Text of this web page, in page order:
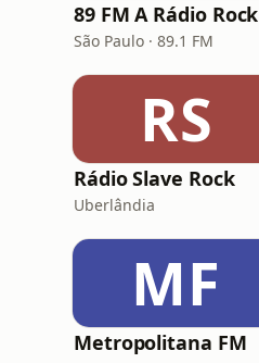
89 FM A Rádio Rock
São Paulo · 89.1 FM
RS
Rádio Slave Rock
Uberlândia
MF
Metropolitana FM